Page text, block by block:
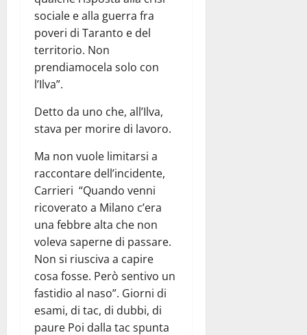
sociale e alla guerra fra
poveri di Taranto e del
territorio. Non
prendiamocela solo con
l’Ilva”.
Detto da uno che, all’Ilva,
stava per morire di lavoro.
Ma non vuole limitarsi a
raccontare dell’incidente,
Carrieri “Quando venni
ricoverato a Milano c’era
una febbre alta che non
voleva saperne di passare.
Non si riusciva a capire
cosa fosse. Però sentivo un
fastidio al naso”. Giorni di
esami, di tac, di dubbi, di
paure Poi dalla tac spunta